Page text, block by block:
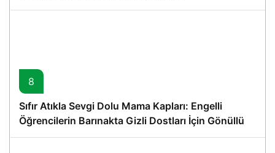
8
Sıfır Atıkla Sevgi Dolu Mama Kapları: Engelli
Öğrencilerin Barınakta Gizli Dostları İçin Gönüllü
Proje